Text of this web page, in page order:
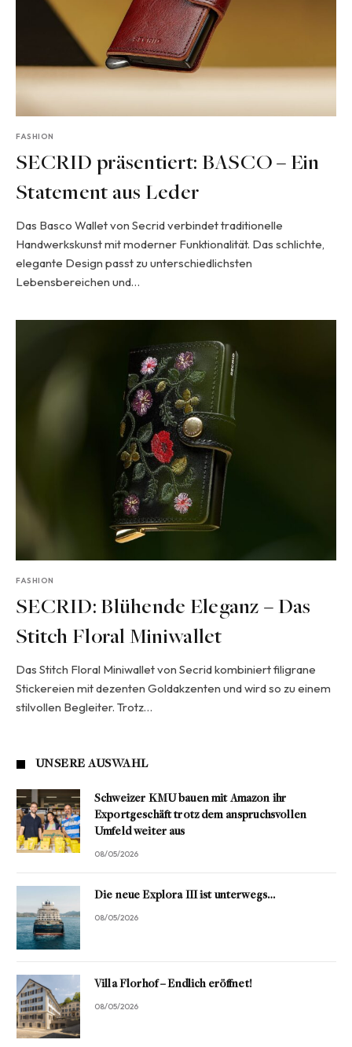
FASHION
SECRID präsentiert: BASCO – Ein
Statement aus Leder
Das Basco Wallet von Secrid verbindet traditionelle
Handwerkskunst mit moderner Funktionalität. Das schlichte,
elegante Design passt zu unterschiedlichsten
Lebensbereichen und…
FASHION
SECRID: Blühende Eleganz – Das
Stitch Floral Miniwallet
Das Stitch Floral Miniwallet von Secrid kombiniert filigrane
Stickereien mit dezenten Goldakzenten und wird so zu einem
stilvollen Begleiter. Trotz…
UNSERE AUSWAHL
Schweizer KMU bauen mit Amazon ihr
Exportgeschäft trotz dem anspruchsvollen
Umfeld weiter aus
08/05/2026
Die neue Explora III ist unterwegs…
08/05/2026
Villa Florhof – Endlich eröffnet!
08/05/2026